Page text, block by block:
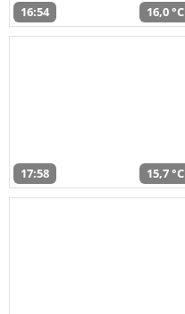
16:54 16,0 °C
17:58 15,7 °C